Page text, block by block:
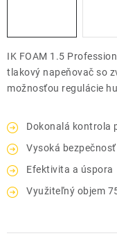
IK FOAM 1.5
tlakový napeňovač so
možnosťou regulácie
Dokonalá kontrola
Vysoká
Efektivita a úspora
Využiteľný objem